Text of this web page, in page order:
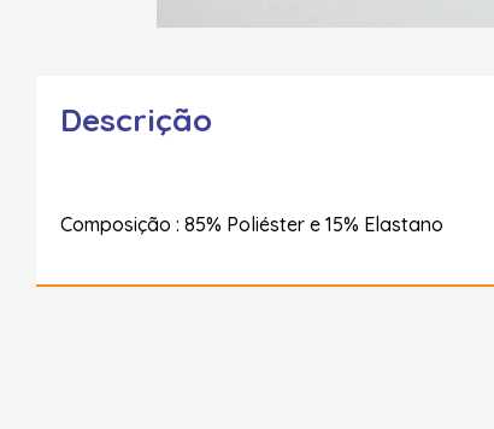
Descrição
Composição : 85% Poliéster e 15% Elastano